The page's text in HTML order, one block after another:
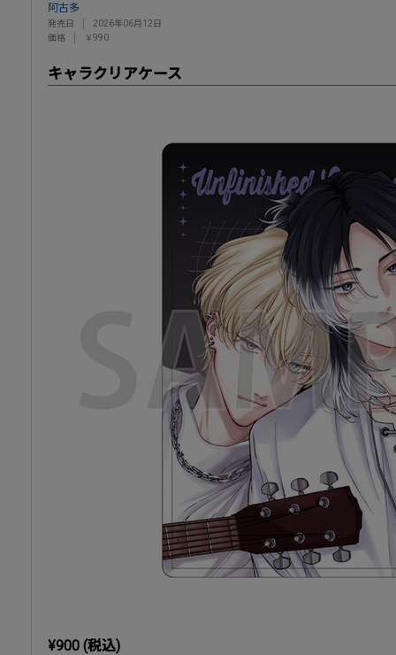
阿古多
発売日
2026年06月12日
価格
￥990
キャラクリアケース
¥900 (税込)